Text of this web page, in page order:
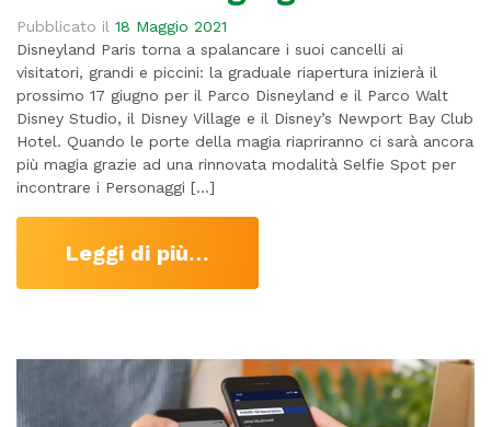
Pubblicato il 18 Maggio 2021
Disneyland Paris torna a spalancare i suoi cancelli ai
visitatori, grandi e piccini: la graduale riapertura inizierà il
prossimo 17 giugno per il Parco Disneyland e il Parco Walt
Disney Studio, il Disney Village e il Disney’s Newport Bay Club
Hotel. Quando le porte della magia riapriranno ci sarà ancora
più magia grazie ad una rinnovata modalità Selfie Spot per
incontrare i Personaggi […]
Leggi di più…